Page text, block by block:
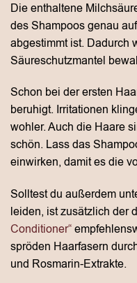
Die enthaltene
des Shampoos genau
abgestimmt ist. Dadurch
Säureschutzmantel
Schon bei der ersten
beruhigt. Irritationen
wohler. Auch die Haare
schön. Lass das
einwirken, damit es die
Solltest du außerdem
leiden, ist zusätzlich der
Conditioner“
spröden Haarfasern
und Rosmarin-Extrakte.